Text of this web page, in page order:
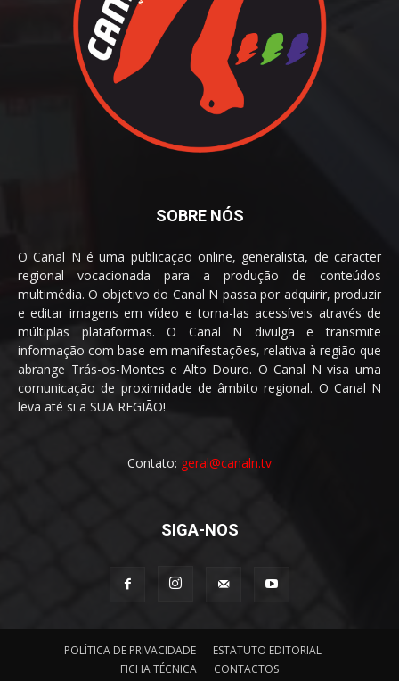
SOBRE NÓS
O Canal N é uma publicação online, generalista, de caracter
regional vocacionada para a produção de conteúdos
multimédia. O objetivo do Canal N passa por adquirir, produzir
e editar imagens em vídeo e torna-las acessíveis através de
múltiplas plataformas. O Canal N divulga e transmite
informação com base em manifestações, relativa à região que
abrange Trás-os-Montes e Alto Douro. O Canal N visa uma
comunicação de proximidade de âmbito regional. O Canal N
leva até si a SUA REGIÃO!
Contato: geral@canaln.tv
SIGA-NOS
POLÍTICA DE PRIVACIDADE
ESTATUTO EDITORIAL
FICHA TÉCNICA
CONTACTOS